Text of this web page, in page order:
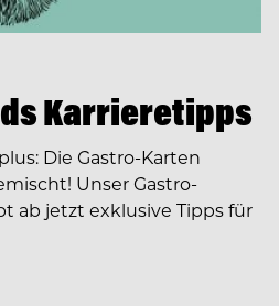
Karrieretipps
Die Gastro-Karten
Unser Gastro-
ab jetzt exklusive Tipps für